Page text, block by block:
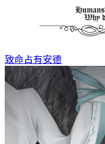
致命占有安德